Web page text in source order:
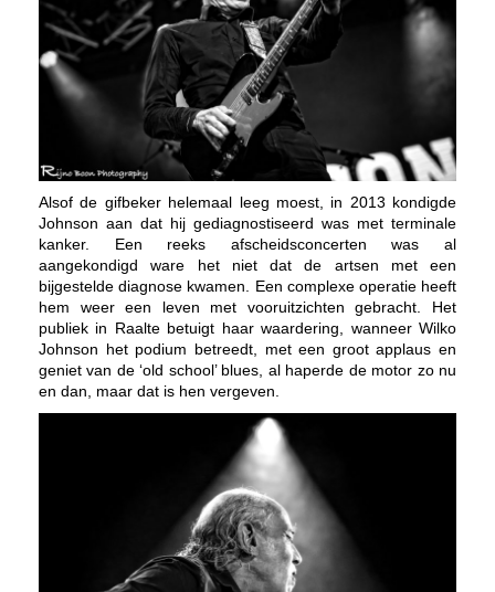
Alsof de gifbeker helemaal leeg moest, in 2013 kondigde
Johnson aan dat hij gediagnostiseerd was met terminale
kanker. Een reeks afscheidsconcerten was al
aangekondigd ware het niet dat de artsen met een
bijgestelde diagnose kwamen. Een complexe operatie heeft
hem weer een leven met vooruitzichten gebracht. Het
publiek in Raalte betuigt haar waardering, wanneer Wilko
Johnson het podium betreedt, met een groot applaus en
geniet van de ‘old school’ blues, al haperde de motor zo nu
en dan, maar dat is hen vergeven.